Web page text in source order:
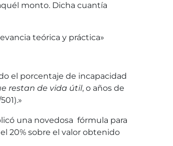
monto. Dicha cuantía
teórica y práctica»
el porcentaje de incapacidad
restan de vida útil, o años de
una novedosa fórmula para
20% sobre el valor obtenido